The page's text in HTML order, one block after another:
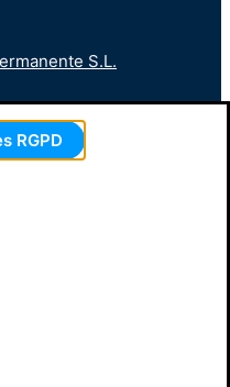
S.L.
RGPD